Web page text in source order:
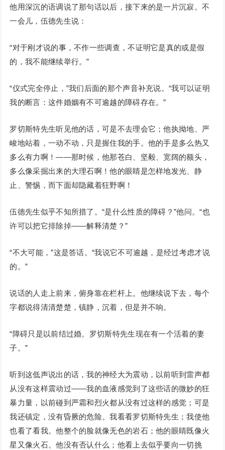
他用深沉的语调说了那句话以后，接下来的是一片沉寂。不
一会儿，伍德先生说：
“对于刚才说的事，不作一些调查，不证明它是真的或是假
的，我不能继续举行。”
“仪式完全停止，”我们后面的那个声音补充说。“我可以证明
我的断言：这件婚姻有不可逾越的障碍存在。”
罗切斯特先生听见他的话，可是不去理会它；他执拗地、严
峻地站着，一动不动，只是握住我的手。他的手是多么热又
多么有力啊！——那时候，他那苍白、坚毅、宽阔的额头，
多么像采掘出来的大理石啊！他的眼睛是怎样地发光、静
止、警惕，而下面却隐藏着狂野啊！
伍德先生似乎不知所措了。“是什么性质的障碍？”他问。“也
许可以把它排除掉——解释清楚？”
“不大可能，”这是答话。“我说它不可逾越，是经过考虑才说
的。”
说话的人走上前来，俯身靠在栏杆上。他继续说下去，每个
字都说得清清楚楚，镇静，沉着，但是并不响。
“障碍只是以前结过婚。罗切斯特先生现在有一个活着的妻
子。”
听到这低声说出的话，我的神经大为震动，以前听到雷声都
从没有这样震动过——我的血液感觉到了这些话的微妙的狂
暴力量，以前碰到严霜和烈火都从没有过这样的感觉；可是
我还镇定，没有昏厥的危险。我看看罗切斯特先生；我使他
也看了看我。他整个的脸就像无色的岩石；他的眼睛既像火
星又像火石。他没有否认什么；他看上去似乎要向一切挑